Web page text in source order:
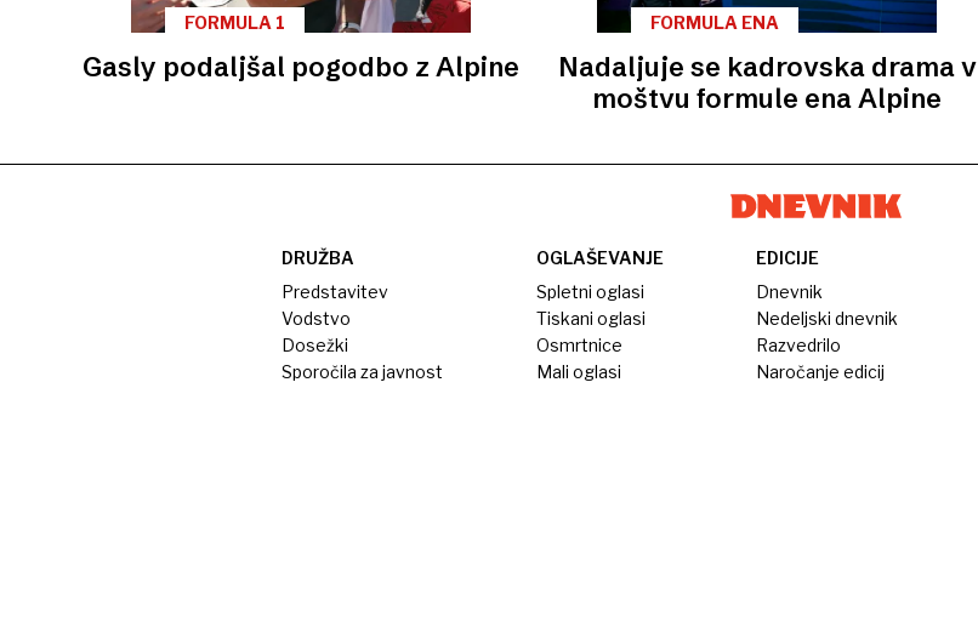
FORMULA 1
Gasly podaljšal pogodbo z Alpine
FORMULA ENA
Nadaljuje se kadrovska drama v
moštvu formule ena Alpine
DRUŽBA
Predstavitev
Vodstvo
Dosežki
Sporočila za javnost
OGLAŠEVANJE
Spletni oglasi
Tiskani oglasi
Osmrtnice
Mali oglasi
EDICIJE
Dnevnik
Nedeljski dnevnik
Razvedrilo
Naročanje edicij